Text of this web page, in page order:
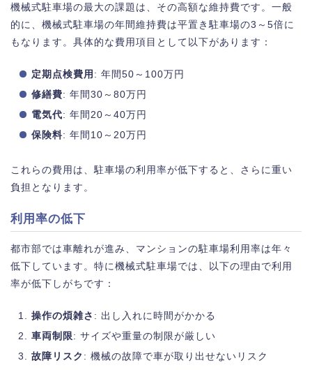
機械式駐車場の最大の課題は、その高額な維持費です。一般
的に、機械式駐車場の年間維持費は平置き駐車場の3～5倍に
もなります。具体的な費用項目として以下があります：
定期点検費用 : 年間50～100万円
修繕費: 年間30～80万円
電気代: 年間20～40万円
保険料: 年間10～20万円
これらの費用は、駐車場の利用率が低下すると、さらに重い
負担となります。
利用率の低下
都市部では車離れが進み、マンションの駐車場利用率は年々
低下しています。特に機械式駐車場では、以下の理由で利用
率が低下しがちです：
操作の煩雑さ : 出し入れに時間がかかる
車両制限: サイズや重量の制限が厳しい
故障リスク : 機械の故障で車が取り出せないリスク